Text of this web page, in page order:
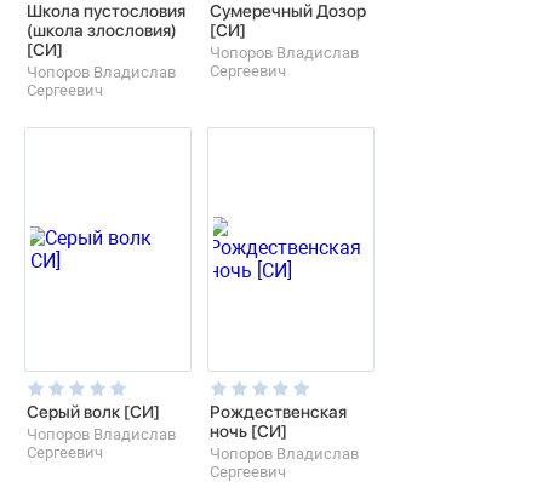
Школа пустословия
(школа злословия)
[СИ]
Чопоров Владислав
Сергеевич
Сумеречный Дозор
[СИ]
Чопоров Владислав
Сергеевич
Серый волк [СИ]
Чопоров Владислав
Сергеевич
Рождественская
ночь [СИ]
Чопоров Владислав
Сергеевич